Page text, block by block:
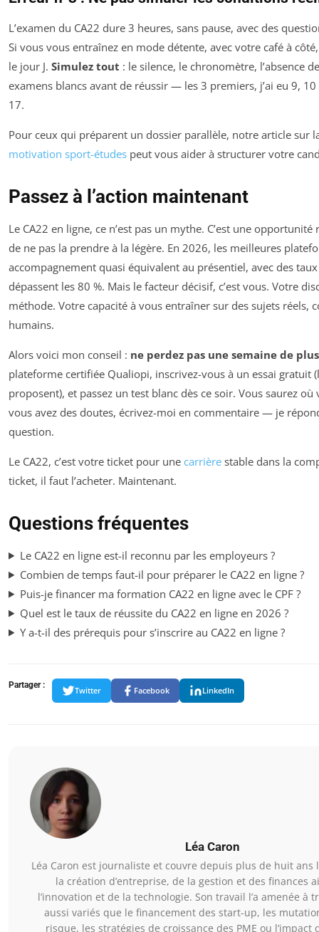
L’examen du CA22 dure 3 heures, sans pause, avec des
Si vous vous entraînez en mode détente, avec votre café à
le jour J. Simulez tout : le silence, le chronomètre, l’absence
examens blancs avant de réussir — les 3 premiers, j’ai eu 9, 10
17.
Pour ceux qui préparent un dossier parallèle, notre article sur
motivation sport-études peut vous aider à structurer votre
Passez à l’action maintenant
Le CA22 en ligne, ce n’est pas un mythe. C’est une
de ne pas la prendre à la légère. En 2026, les meilleures
accompagnement quasi équivalent au présentiel, avec des
dépassent les 80 %. Mais le facteur décisif, c’est vous. Votre
méthode. Votre capacité à vous entraîner sur des sujets réels,
humains.
Alors voici mon conseil : ne perdez pas une semaine de plus
plateforme certifiée Qualiopi, inscrivez-vous à un essai gratuit
proposent), et passez un test blanc dès ce soir. Vous saurez où
vous avez des doutes, écrivez-moi en commentaire — je
question.
Le CA22, c’est votre ticket pour une carrière stable dans la
ticket, il faut l’acheter. Maintenant.
Questions fréquentes
Le CA22 en ligne est-il reconnu par les employeurs ?
Combien de temps faut-il pour préparer le CA22 en ligne ?
Puis-je financer ma formation CA22 en ligne avec le CPF ?
Quel est le taux de réussite du CA22 en ligne en 2026 ?
Y a-t-il des prérequis pour s’inscrire au CA22 en ligne ?
Partager :
Twitter Facebook LinkedIn
Léa Caron
Léa Caron est journaliste et couvre depuis plus de huit ans
la création d’entreprise, de la gestion et des finances
l’innovation et de la technologie. Son travail l’a amenée à
aussi variés que le financement des start-up, les
risque, les stratégies de croissance des PME ou l’impact